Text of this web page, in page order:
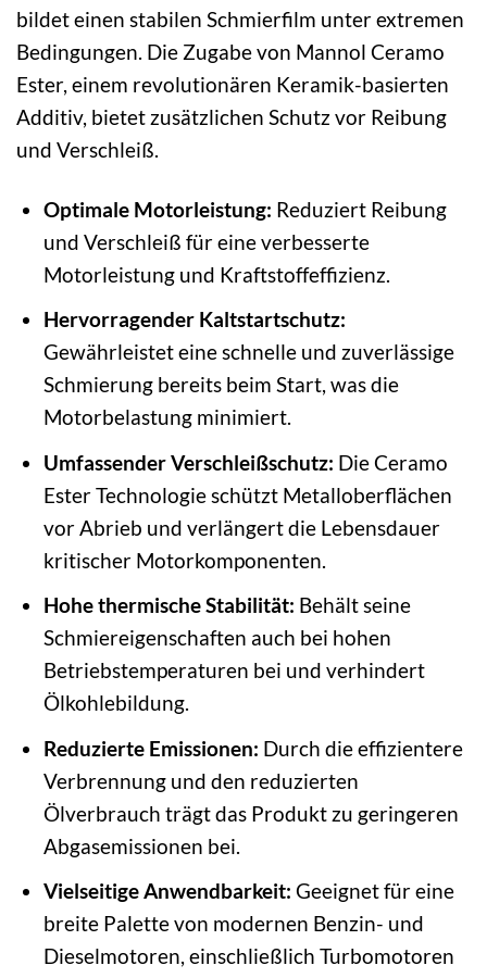
bildet einen stabilen Schmierfilm unter extremen
Bedingungen. Die Zugabe von Mannol Ceramo
Ester, einem revolutionären Keramik-basierten
Additiv, bietet zusätzlichen Schutz vor Reibung
und Verschleiß.
Optimale Motorleistung: Reduziert Reibung
und Verschleiß für eine verbesserte
Motorleistung und Kraftstoffeffizienz.
Hervorragender Kaltstartschutz:
Gewährleistet eine schnelle und zuverlässige
Schmierung bereits beim Start, was die
Motorbelastung minimiert.
Umfassender Verschleißschutz: Die Ceramo
Ester Technologie schützt Metalloberflächen
vor Abrieb und verlängert die Lebensdauer
kritischer Motorkomponenten.
Hohe thermische Stabilität: Behält seine
Schmiereigenschaften auch bei hohen
Betriebstemperaturen bei und verhindert
Ölkohlebildung.
Reduzierte Emissionen: Durch die effizientere
Verbrennung und den reduzierten
Ölverbrauch trägt das Produkt zu geringeren
Abgasemissionen bei.
Vielseitige Anwendbarkeit: Geeignet für eine
breite Palette von modernen Benzin- und
Dieselmotoren, einschließlich Turbomotoren